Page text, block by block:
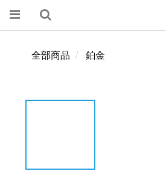
全部商品 鉑金